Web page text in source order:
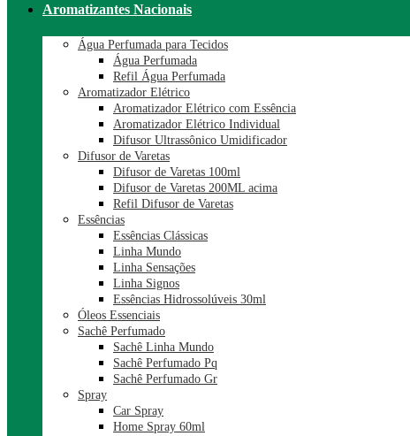
Aromatizantes Nacionais
Água Perfumada para Tecidos
Água Perfumada
Refil Água Perfumada
Aromatizador Elétrico
Aromatizador Elétrico com Essência
Aromatizador Elétrico Individual
Difusor Ultrassônico Umidificador
Difusor de Varetas
Difusor de Varetas 100ml
Difusor de Varetas 200ML acima
Refil Difusor de Varetas
Essências
Essências Clássicas
Linha Mundo
Linha Sensações
Linha Signos
Essências Hidrossolúveis 30ml
Óleos Essenciais
Sachê Perfumado
Sachê Linha Mundo
Sachê Perfumado Pq
Sachê Perfumado Gr
Spray
Car Spray
Home Spray 60ml